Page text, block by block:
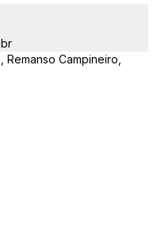
Remanso Campineiro,